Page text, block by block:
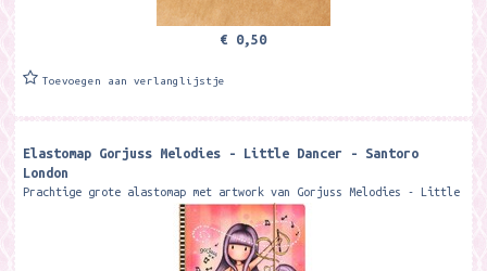
€ 0,50
Toevoegen aan verlanglijstje
Elastomap Gorjuss Melodies - Little Dancer - Santoro
London
Prachtige grote alastomap met artwork van Gorjuss Melodies - Little
Dancer Het formaat van de map met elastieksluiting is ca. 33,5 x 25